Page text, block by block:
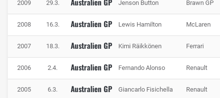
2009 29.3. Jenson Button Brawn GP
2008 16.3. Australien GP Lewis Hamilton McLaren
2007 18.3. Australien GP Kimi Räikkönen Ferrari
2006 2.4. Australien GP Fernando Alonso Renault
2005 6.3. Australien GP Giancarlo Fisichella Renault